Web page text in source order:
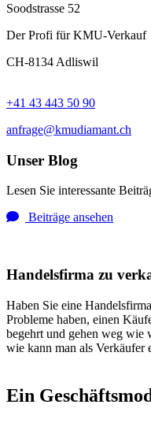
Soodstrasse 52
Der Profi für KMU-Verkauf
CH-8134 Adliswil
+41 43 443 50 90
anfrage@kmudiamant.ch
Unser Blog
Lesen Sie interessante
Beiträge ansehen
Handelsfirma zu
Haben Sie eine
Probleme haben, einen
begehrt und gehen weg wie
wie kann man als Verkäufer
Ein